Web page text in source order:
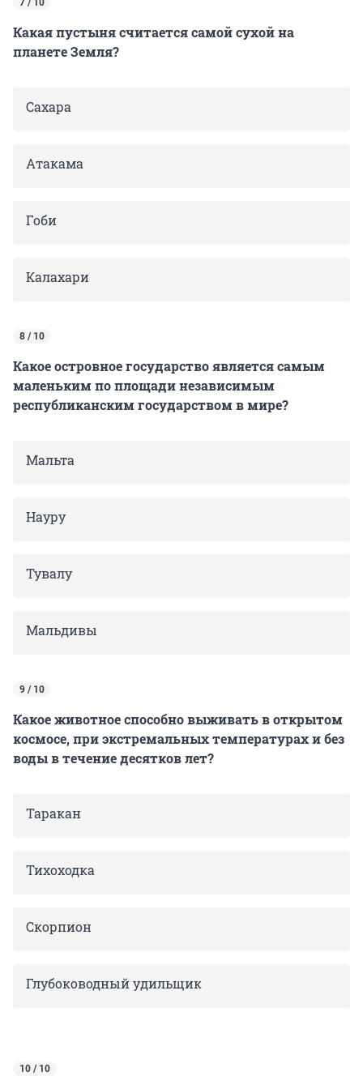
7 / 10
Какая пустыня считается самой сухой на
планете Земля?
Сахара
Атакама
Гоби
Калахари
8 / 10
Какое островное государство является самым
маленьким по площади независимым
республиканским государством в мире?
Мальта
Науру
Тувалу
Мальдивы
9 / 10
Какое животное способно выживать в открытом
космосе, при экстремальных температурах и без
воды в течение десятков лет?
Таракан
Тихоходка
Скорпион
Глубоководный удильщик
10 / 10